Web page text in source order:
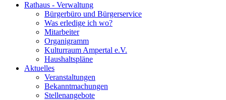
Rathaus - Verwaltung
Bürgerbüro und Bürgerservice
Was erledige ich wo?
Mitarbeiter
Organigramm
Kulturraum Ampertal e.V.
Haushaltspläne
Aktuelles
Veranstaltungen
Bekanntmachungen
Stellenangebote